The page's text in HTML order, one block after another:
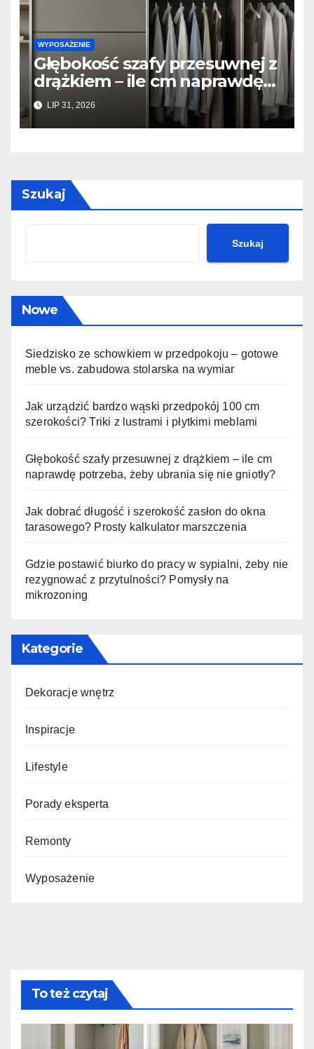
WYPOSAŻENIE
Głębokość szafy przesuwnej z
drążkiem – ile cm naprawdę
potrzeba, żeby ubrania się nie
gniotły?
LIP 31, 2026
Szukaj
Szukaj
Nowe
Siedzisko ze schowkiem w przedpokoju – gotowe
meble vs. zabudowa stolarska na wymiar
Jak urządzić bardzo wąski przedpokój 100 cm
szerokości? Triki z lustrami i płytkimi meblami
Głębokość szafy przesuwnej z drążkiem – ile cm
naprawdę potrzeba, żeby ubrania się nie gniotły?
Jak dobrać długość i szerokość zasłon do okna
tarasowego? Prosty kalkulator marszczenia
Gdzie postawić biurko do pracy w sypialni, żeby nie
rezygnować z przytulności? Pomysły na
mikrozoning
Kategorie
Dekoracje wnętrz
Inspiracje
Lifestyle
Porady eksperta
Remonty
Wyposażenie
To też czytaj